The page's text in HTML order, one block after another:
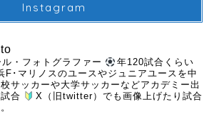
Instagram
・フォトグラファー
年120試合くらい
F･マリノスのユースやジュニアユースを中
サッカーや大学サッカーなどアカデミー出
合
X（旧twitter）でも画像上げたり試合